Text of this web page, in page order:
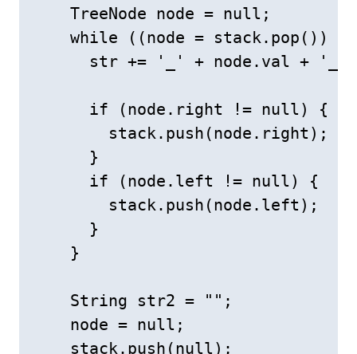
    TreeNode node = null;
while ((node = stack.pop())
      str += '_' + node.val + '_';
      if (node.right != null) {
        stack.push(node.right);
      }
      if (node.left != null) {
        stack.push(node.left);
      }
    }
    String str2 = "";
    node = null;
    stack.push(null);